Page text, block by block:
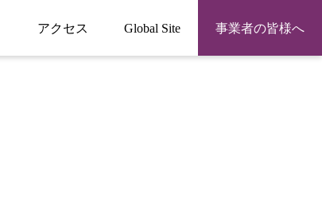
アクセス Global Site 事業者の皆様へ